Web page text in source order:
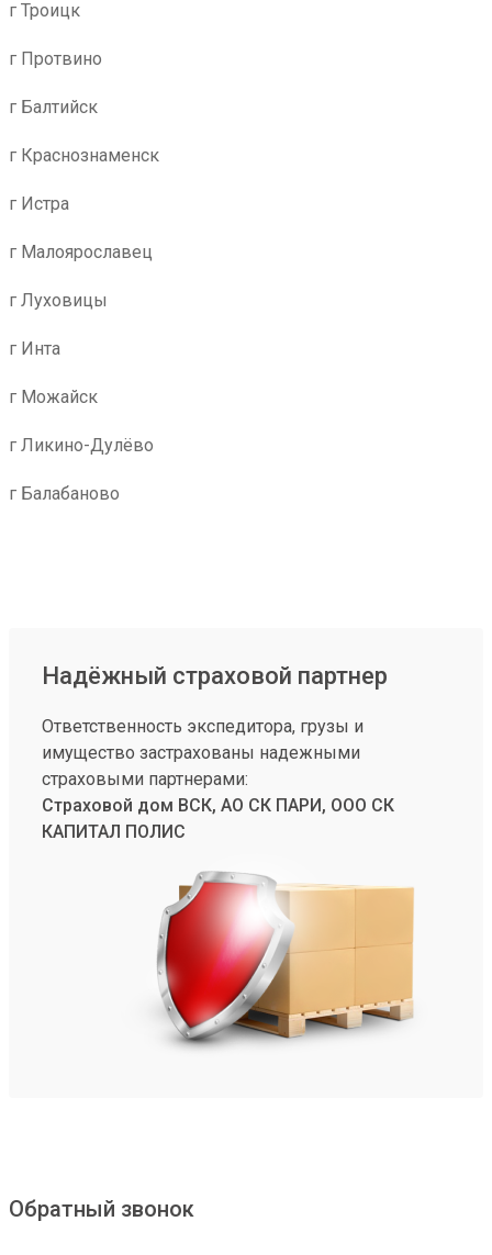
г Троицк
г Протвино
г Балтийск
г Краснознаменск
г Истра
г Малоярославец
г Луховицы
г Инта
г Можайск
г Ликино-Дулёво
г Балабаново
Надёжный страховой партнер
Ответственность экспедитора, грузы и
имущество застрахованы надежными
страховыми партнерами:
Страховой дом ВСК, АО СК ПАРИ, ООО СК
КАПИТАЛ ПОЛИС
Обратный звонок